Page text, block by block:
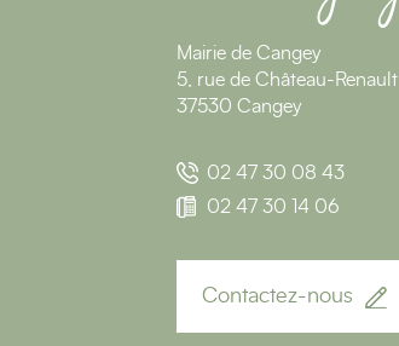
Mairie de Cangey
5, rue de Château-Renault
37530 Cangey
02 47 30 08 43
02 47 30 14 06
Contactez-nous